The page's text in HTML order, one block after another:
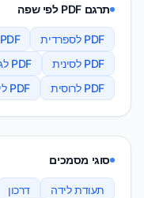
תרגם PDF לפי שפה
PDF לספרדית PDF לצרפתית
PDF לסינית
PDF לגרמנית
PDF לרוסית
PDF ליפנית
סוגי מסמכים
תעודת לידה דרכון